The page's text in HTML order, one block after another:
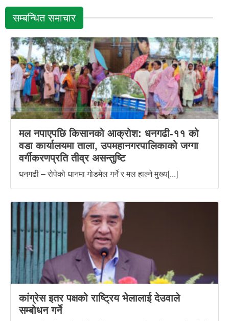
सम्बन्धित समाचार
मल नपाएपछि किसानको आक्रोश: धनगढी-११ को
वडा कार्यालयमा ताला, उपमहानगरपालिकाको जग्गा
वर्गीकरणप्रति तीव्र असन्तुष्टि
धनगढी – रोपेको धानमा गोडमेल गर्ने र मल हाल्ने मुख्य[...]
कांग्रेस इतर पक्षको राष्ट्रिय भेलालाई देउवाले
सम्बोधन गर्ने